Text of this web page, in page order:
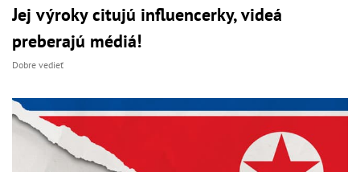
Jej výroky citujú influencerky, videá
preberajú médiá!
Dobre vedieť